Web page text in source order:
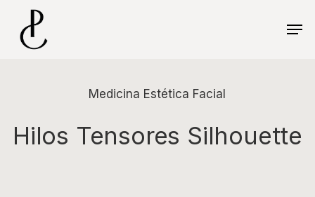
main
content
Medicina Estética Facial
Hilos Tensores Silhouette